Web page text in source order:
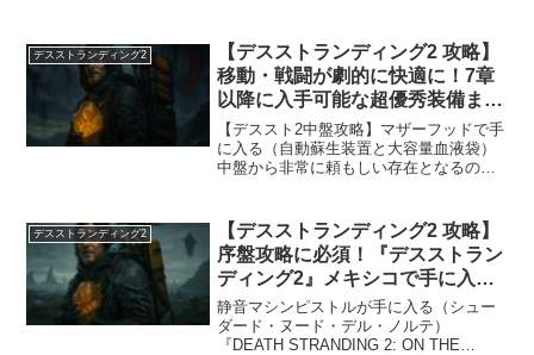
**+100kg** 坂道や段差でも高い安定性特
に序...
デスストランディング2
【デスストランディング2 攻略】
移動・戦闘が劇的に快適に！7章
以降に入手可能な超優秀装備まと
め！
【デススト2中盤攻略】マザーフッドで手
に入る（自動蘇生装置と大容量血液袋）
中盤から非常に頼もしい存在となるのが
が入手可能になります。これはサムの体
力を一気に1000回復...
デスストランディング2
【デスストランディング2 攻略】
序盤攻略に必須！『デスストラン
ディング2』メキシコで手に入る
優秀装備まとめ完全ガイド
静音マシンピストルが手に入る（シュー
ダード・ヌード・デル・ノルテ）
『DEATH STRANDING 2: ON THE